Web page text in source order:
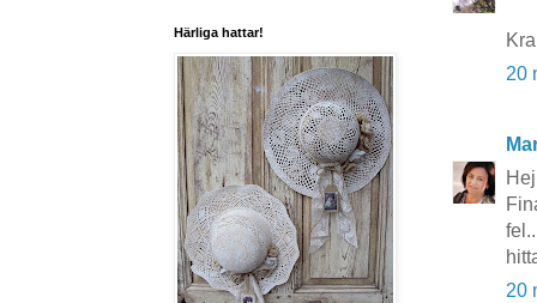
20
20
Härliga hattar!